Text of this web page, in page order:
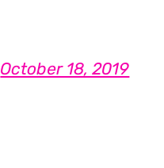
October 18, 2019